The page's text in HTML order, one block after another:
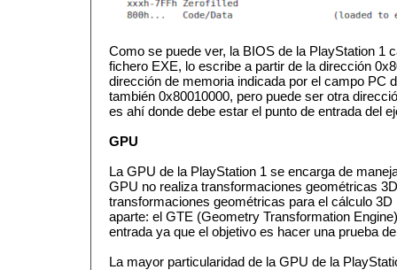
Como se puede ver, la BIOS de la PlayStation 1
fichero EXE, lo escribe a partir de la dirección
dirección de memoria indicada por el campo PC
también 0x80010000, pero puede ser otra
es ahí donde debe estar el punto de entrada del
GPU
La GPU de la PlayStation 1 se encarga de
GPU no realiza transformaciones geométricas
transformaciones geométricas para el cálculo
aparte: el GTE (Geometry Transformation
entrada ya que el objetivo es hacer una prueba
La mayor particularidad de la GPU de la